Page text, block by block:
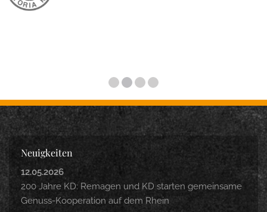
Neuigkeiten
12.05.2026
200 Jahre KD: Remagen und KD starten gemeinsame
Genuss-Kooperation auf dem Rhein